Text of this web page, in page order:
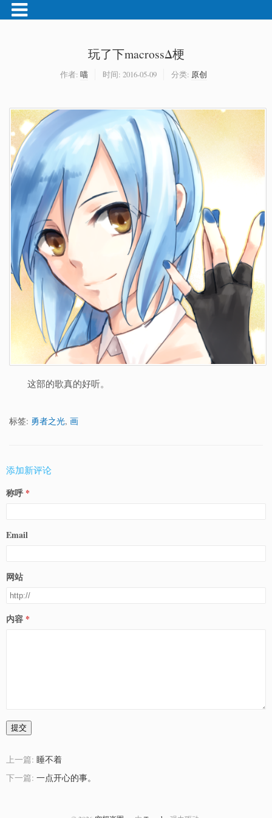
玩了下macrossΔ梗
作者: 喵 时间: 2016-05-09 分类: 原创
这部的歌真的好听。
标签: 勇者之光, 画
添加新评论
称呼
Email
网站
内容
提交
上一篇: 睡不着
下一篇: 一点开心的事。